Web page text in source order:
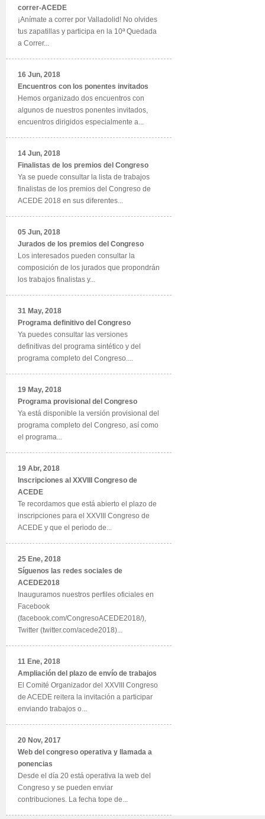
correr-ACEDE
¡Anímate a correr por Valladolid! No olvides
tus zapatillas y participa en la 10ª Quedada
a Correr...
16 Jun, 2018
Encuentros con los ponentes invitados
Hemos organizado dos encuentros con
algunos de nuestros ponentes invitados,
encuentros dirigidos especialmente a...
14 Jun, 2018
Finalistas de los premios del Congreso
Ya se puede consultar la lista de trabajos
finalistas de los premios del Congreso de
ACEDE 2018 en sus diferentes...
05 Jun, 2018
Jurados de los premios del Congreso
Los interesados pueden consultar la
composición de los jurados que propondrán
los trabajos finalistas y...
31 May, 2018
Programa definitivo del Congreso
Ya puedes consultar las versiones
definitivas del programa sintético y del
programa completo del Congreso....
19 May, 2018
Programa provisional del Congreso
Ya está disponible la versión provisional del
programa completo del Congreso, así como
el programa...
19 Abr, 2018
Inscripciones al XXVIII Congreso de
ACEDE
Te recordamos que está abierto el plazo de
inscripciones para el XXVIII Congreso de
ACEDE y que el periodo de...
25 Ene, 2018
Síguenos las redes sociales de
ACEDE2018
Inauguramos nuestros perfiles oficiales en
Facebook
(facebook.com/CongresoACEDE2018/),
Twitter (twitter.com/acede2018)...
11 Ene, 2018
Ampliación del plazo de envío de trabajos
El Comité Organizador del XXVIII Congreso
de ACEDE reitera la invitación a participar
enviando trabajos o...
20 Nov, 2017
Web del congreso operativa y llamada a
ponencias
Desde el día 20 está operativa la web del
Congreso y se pueden enviar
contribuciones. La fecha tope de...